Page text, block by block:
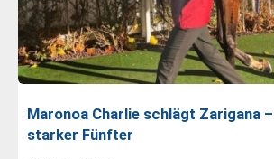
Maronoa Charlie schlägt Zarigana
starker Fünfter